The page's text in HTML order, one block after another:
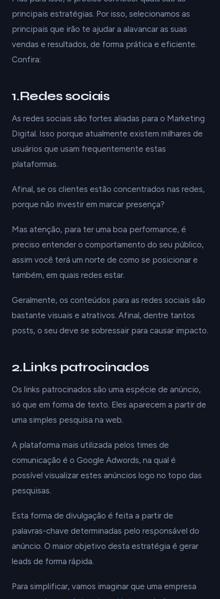
principais estratégias. Por isso, selecionamos as
principais que irão te ajudar a alavancar as suas
vendas e resultados, de forma prática e eficiente.
Confira:
1.Redes sociais
As redes sociais são fortes aliadas para o Marketing
Digital. Isso porque atualmente existem milhares de
usuários que usam frequentemente estas
plataformas.
Afinal, se os clientes estão concentrados nas redes,
porque não investir em marcar presença?
Mas atenção, para ter uma boa performance, é
preciso entender o comportamento do seu público,
assim você terá um norte de como se posicionar e
também, em quais redes estar.
Geralmente, os conteúdos para as redes sociais são
bastante visuais e atrativos. Afinal, dentre tantos
posts, o seu deve se sobressair para causar impacto.
2.Links patrocinados
Os links patrocinados são uma espécie de anúncio,
só que em forma de texto. Eles aparecem a partir de
uma simples pesquisa na web.
A plataforma mais utilizada pelos times de
comunicação é o Google Adwords, na qual é
possível visualizar estes anúncios logo no topo das
pesquisas.
Esta forma de divulgação é feita a partir de
palavras-chave determinadas pelo responsável do
anúncio. O maior objetivo desta estratégia é gerar
leads de forma rápida.
Para simplificar, vamos imaginar que uma empresa